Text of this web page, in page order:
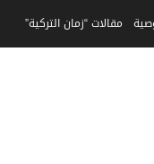
مقالات “زمان التركية”